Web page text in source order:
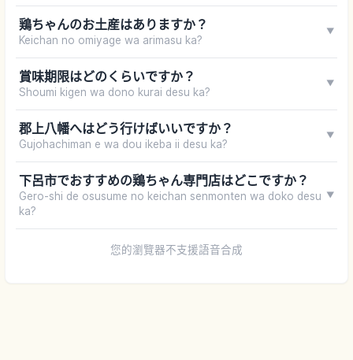
鶏ちゃんのお土産はありますか？
Keichan no omiyage wa arimasu ka?
▼
賞味期限はどのくらいですか？
Shoumi kigen wa dono kurai desu ka?
▼
郡上八幡へはどう行けばいいですか？
Gujohachiman e wa dou ikeba ii desu ka?
▼
下呂市でおすすめの鶏ちゃん専門店はどこですか？
Gero-shi de osusume no keichan senmonten wa doko desu
ka?
▼
您的瀏覽器不支援語音合成